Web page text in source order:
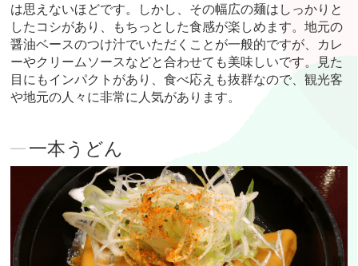
は思えないほどです。しかし、その幅広の麺はしっかりと
したコシがあり、もちっとした食感が楽しめます。地元の
醤油ベースのつけ汁でいただくことが一般的ですが、カレ
ーやクリームソースなどと合わせても美味しいです。見た
目にもインパクトがあり、食べ応えも抜群なので、観光客
や地元の人々に非常に人気があります。
一本うどん